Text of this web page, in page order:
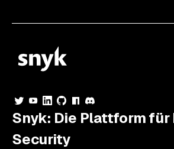
Snyk: Die Plattform
Security